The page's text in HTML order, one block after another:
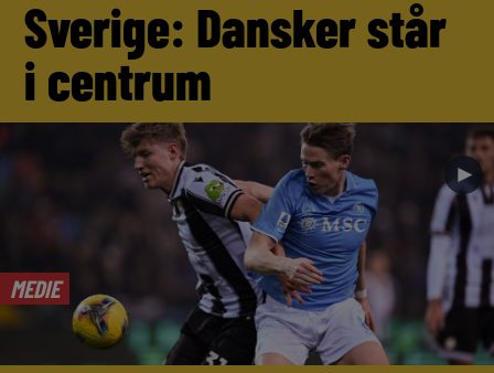
Sverige: Dansker står
i centrum
MEDIE
►